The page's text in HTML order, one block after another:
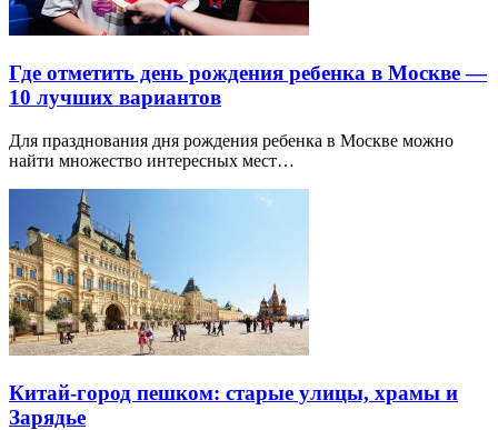
Где отметить день рождения ребенка в Москве —
10 лучших вариантов
Для празднования дня рождения ребенка в Москве можно
найти множество интересных мест…
Китай-город пешком: старые улицы, храмы и
Зарядье